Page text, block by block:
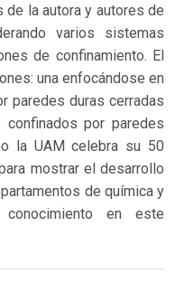
la autora y autores de
varios sistemas
de confinamiento. El
una enfocándose en
paredes duras cerradas
por paredes
la UAM celebra su 50
mostrar el desarrollo
de química y
en este